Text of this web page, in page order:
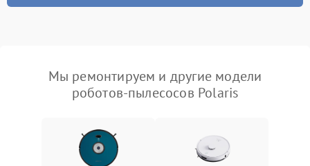
Мы ремонтируем и другие модели
роботов-пылесосов Polaris